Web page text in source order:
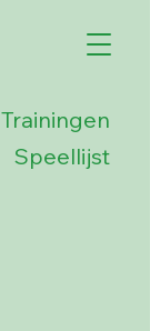
Trainingen
Speellijst